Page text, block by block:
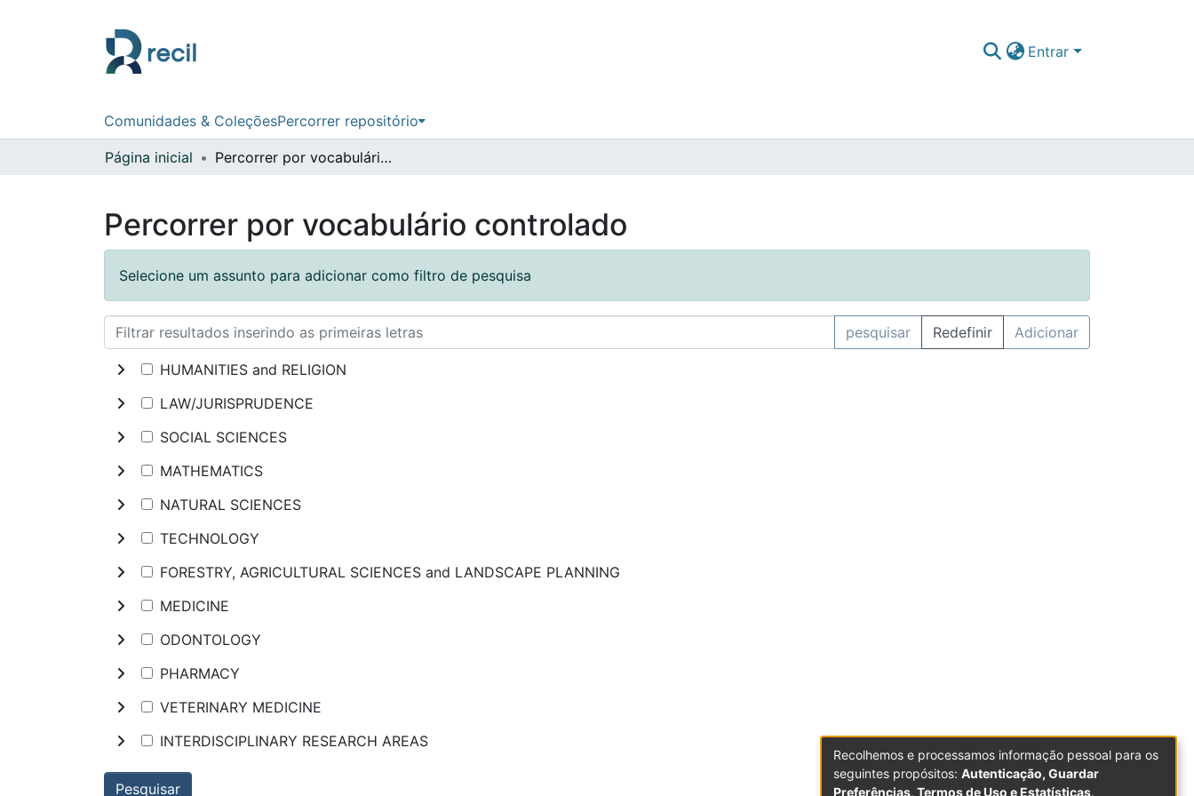
Entrar
Comunidades & ColeçõesPercorrer repositório
Página inicial Percorrer por vocabulário controlado
Percorrer por vocabulário controlado
Selecione um assunto para adicionar como filtro de pesquisa
pesquisar Redefinir Adicionar
HUMANITIES and RELIGION
LAW/JURISPRUDENCE
SOCIAL SCIENCES
MATHEMATICS
NATURAL SCIENCES
TECHNOLOGY
FORESTRY, AGRICULTURAL SCIENCES and LANDSCAPE PLANNING
MEDICINE
ODONTOLOGY
PHARMACY
VETERINARY MEDICINE
INTERDISCIPLINARY RESEARCH AREAS
Pesquisar
Recolhemos e processamos informação pessoal para os
seguintes propósitos: Autenticação, Guardar
Preferências, Termos de Uso e Estatísticas.